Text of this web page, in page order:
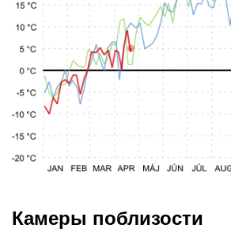
Камеры поблизости